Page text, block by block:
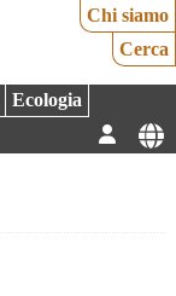
Chi siamo
Cerca
Ecologia